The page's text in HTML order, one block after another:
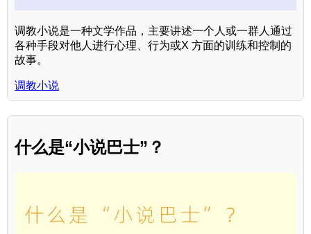
调教小说是一种文学作品，主要讲述一个人或一群人通过
各种手段对他人进行心理、行为或X 方面的训练和控制的
故事。
调教小说
什么是“小说巴士”？